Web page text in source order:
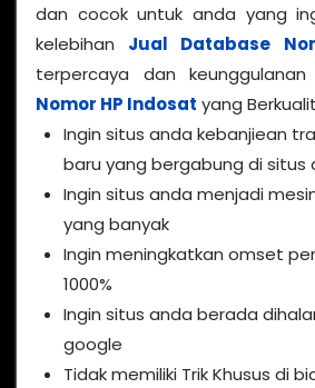
dan cocok untuk anda yang
kelebihan Jual Database
terpercaya dan keunggulanan
Nomor HP Indosat yang
Ingin situs anda kebanjiean
baru yang bergabung di situs
Ingin situs anda menjadi
yang banyak
Ingin meningkatkan omset
1000%
Ingin situs anda berada
google
Tidak memiliki Trik Khusus di